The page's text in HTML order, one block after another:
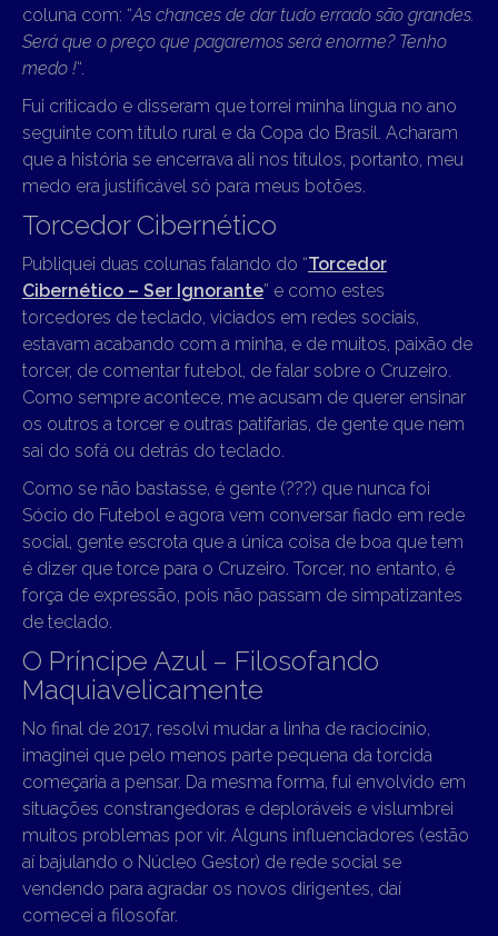
coluna com: “As chances de dar tudo errado são grandes.
Será que o preço que pagaremos será enorme? Tenho
medo !“.
Fui criticado e disseram que torrei minha língua no ano
seguinte com título rural e da Copa do Brasil. Acharam
que a história se encerrava ali nos títulos, portanto, meu
medo era justificável só para meus botões.
Torcedor Cibernético
Publiquei duas colunas falando do “Torcedor
Cibernético – Ser Ignorante” e como estes
torcedores de teclado, viciados em redes sociais,
estavam acabando com a minha, e de muitos, paixão de
torcer, de comentar futebol, de falar sobre o Cruzeiro.
Como sempre acontece, me acusam de querer ensinar
os outros a torcer e outras patifarias, de gente que nem
sai do sofá ou detrás do teclado.
Como se não bastasse, é gente (???) que nunca foi
Sócio do Futebol e agora vem conversar fiado em rede
social, gente escrota que a única coisa de boa que tem
é dizer que torce para o Cruzeiro. Torcer, no entanto, é
força de expressão, pois não passam de simpatizantes
de teclado.
O Príncipe Azul – Filosofando
Maquiavelicamente
No final de 2017, resolvi mudar a linha de raciocínio,
imaginei que pelo menos parte pequena da torcida
começaria a pensar. Da mesma forma, fui envolvido em
situações constrangedoras e deploráveis e vislumbrei
muitos problemas por vir. Alguns influenciadores (estão
aí bajulando o Núcleo Gestor) de rede social se
vendendo para agradar os novos dirigentes, daí
comecei a filosofar.